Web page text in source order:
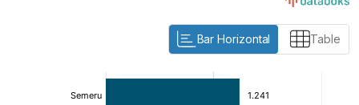
Bar Horizontal Table